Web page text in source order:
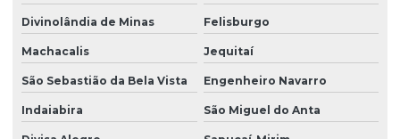
Divinolândia de Minas Felisburgo
Machacalis Jequitaí
São Sebastião da Bela Vista Engenheiro Navarro
Indaiabira São Miguel do Anta